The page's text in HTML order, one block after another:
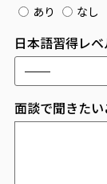
あり なし
日本語習得レ
面談で聞きたい